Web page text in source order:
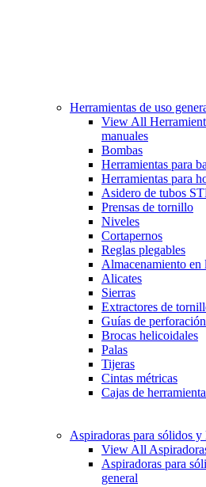
Herramientas de uso
View All
manuales
Bombas
Herramientas para
Herramientas para
Asidero de tubos
Prensas de tornillo
Niveles
Cortapernos
Reglas plegables
Almacenamiento en
Alicates
Sierras
Extractores de
Guías de
Brocas helicoidales
Palas
Tijeras
Cintas métricas
Cajas de
Aspiradoras para sólidos
View All
Aspiradoras para
general